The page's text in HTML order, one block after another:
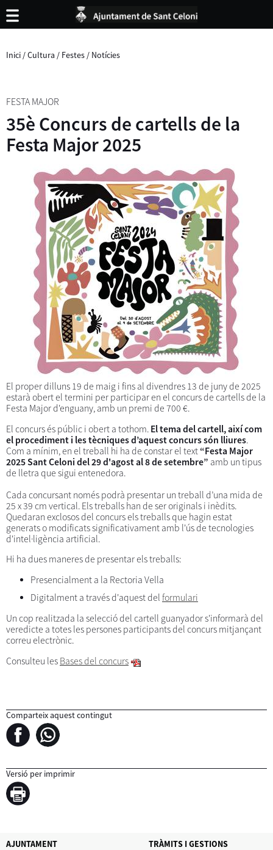
Inici /Cultura / Festes / Notícies
FESTA MAJOR
35è Concurs de cartells de la
Festa Major 2025
El proper dilluns 19 de maig i fins al divendres 13 de juny de 2025
estarà obert el termini per participar en el concurs de cartells de la
Festa Major d'enguany, amb un premi de 700 €.
El concurs és públic i obert a tothom. El tema del cartell, així com
el procediment i les tècniques d’aquest concurs són lliures.
Com a mínim, en el treball hi ha de constar el text “Festa Major
2025 Sant Celoni del 29 d'agost al 8 de setembre” amb un tipus
de lletra que sigui entenedora.
Cada concursant només podrà presentar un treball d’una mida de
25 x 39 cm vertical. Els treballs han de ser originals i inèdits.
Quedaran exclosos del concurs els treballs que hagin estat
generats o modificats significativament amb l'ús de tecnologies
d'intel·ligència artificial.
Hi ha dues maneres de presentar els treballs:
Presencialment a la Rectoria Vella
Digitalment a través d'aquest del formulari
Un cop realitzada la selecció del cartell guanyador s'informarà del
veredicte a totes les persones participants del concurs mitjançant
correu electrònic.
Consulteu les Bases del concurs
Comparteix aquest contingut
Versió per imprimir
AJUNTAMENT
TRÀMITS I GESTIONS